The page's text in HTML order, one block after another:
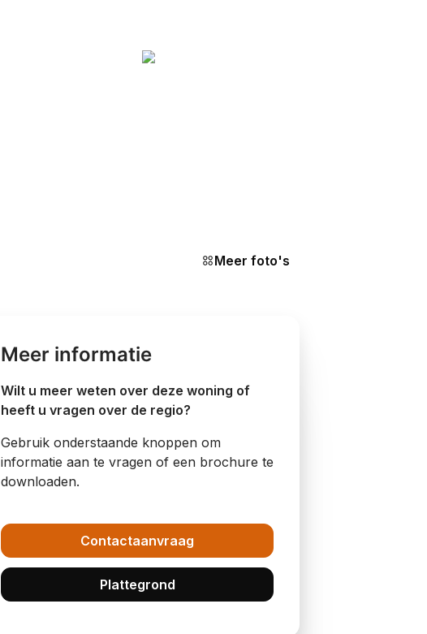
Meer foto's
Meer informatie
Wilt u meer weten over deze woning of
heeft u vragen over de regio?
Gebruik onderstaande knoppen om
informatie aan te vragen of een brochure te
downloaden.
Contactaanvraag
Plattegrond